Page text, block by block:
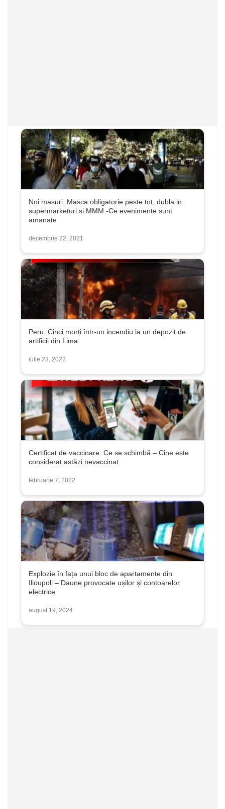
Noi masuri: Masca obligatorie peste tot, dubla in
supermarketuri si MMM -Ce evenimente sunt
amanate
decembrie 22, 2021
Peru: Cinci morți într-un incendiu la un depozit de
artificii din Lima
iulie 23, 2022
Certificat de vaccinare: Ce se schimbă – Cine este
considerat astăzi nevaccinat
februarie 7, 2022
Explozie în fața unui bloc de apartamente din
Ilioupoli – Daune provocate ușilor și contoarelor
electrice
august 19, 2024